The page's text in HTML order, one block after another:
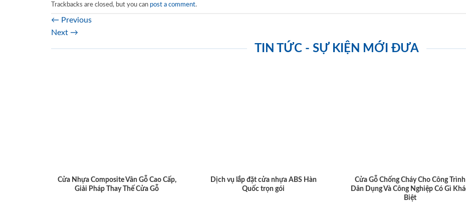
Trackbacks are closed, but you can post a comment.
← Previous
Next →
TIN TỨC - SỰ KIỆN MỚI ĐƯA
Cửa Nhựa Composite Vân Gỗ Cao Cấp,
Giải Pháp Thay Thế Cửa Gỗ
Dịch vụ lắp đặt cửa nhựa ABS Hàn
Quốc trọn gói
Cửa Gỗ Chống Cháy Cho Công Trình
Dân Dụng Và Công Nghiệp Có Gì
Biệt